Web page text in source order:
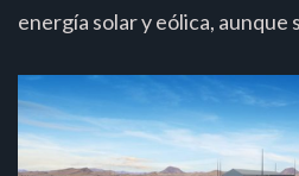
energía solar y eólica, aunque